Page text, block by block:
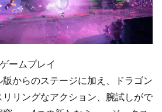
ームプレイ
からのステージに加え、ドラゴン
リングなアクション、腕試しがで